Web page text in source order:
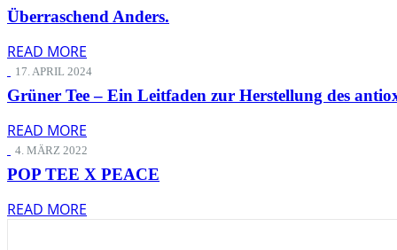
Überraschend Anders.
READ MORE
17. APRIL 2024
Grüner Tee – Ein Leitfaden zur Herstellung des
READ MORE
4. MÄRZ 2022
POP TEE X PEACE
READ MORE